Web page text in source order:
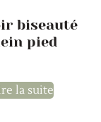
biseauté
pied
la suite